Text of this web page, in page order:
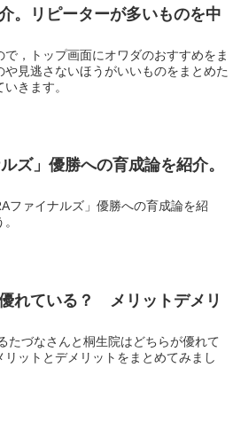
。リピーターが多いものを中
，トップ画面にオワダのおすすめをま
見逃さないほうがいいものをまとめた
きます。
ズ」優勝への育成論を紹介。
ファイナルズ」優勝への育成論を紹
れている？ メリットデメリ
たづなさんと桐生院はどちらが優れて
ットとデメリットをまとめてみまし